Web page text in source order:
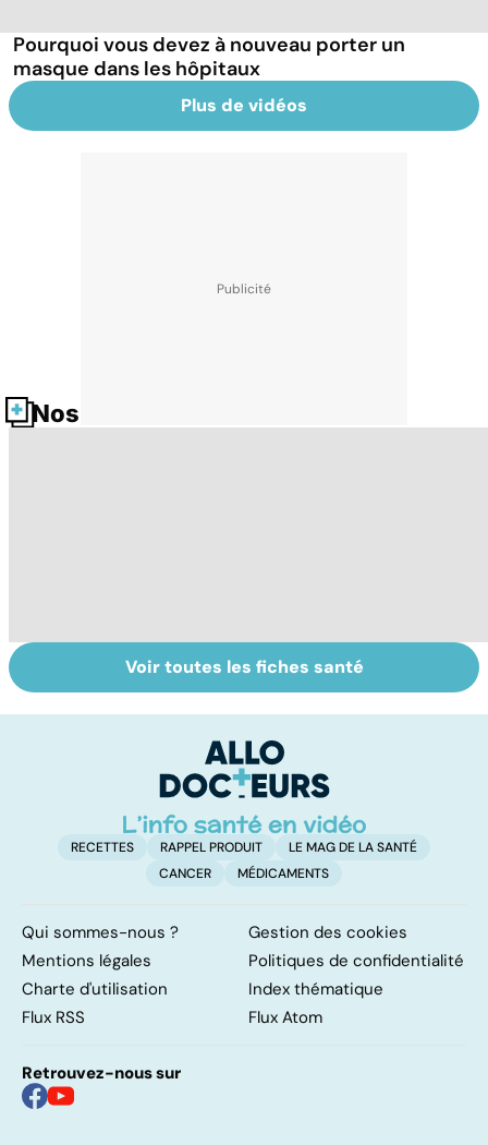
Pourquoi vous devez à nouveau porter un
masque dans les hôpitaux
Plus de vidéos
Nos fiches santé
Tout savoir sur
les infections
Covid-19 : tout
savoir sur la
Voir toutes les fiches santé
RECETTES RAPPEL PRODUIT
LE MAG DE LA SANTÉ
CANCER
MÉDICAMENTS
Qui sommes-nous ?
Gestion des cookies
Mentions légales
Politiques de confidentialité
Charte d'utilisation
Index thématique
Flux RSS
Flux Atom
Retrouvez-nous sur